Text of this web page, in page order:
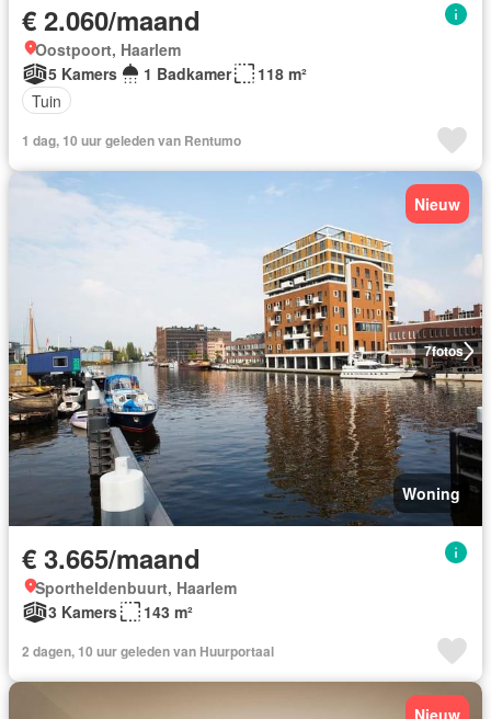
€ 2.060/maand
Oostpoort, Haarlem
5 Kamers
1 Badkamer
118 m²
Tuin
1 dag, 10 uur geleden van Rentumo
7fotos
Nieuw
Woning
€ 3.665/maand
Sportheldenbuurt, Haarlem
3 Kamers
143 m²
2 dagen, 10 uur geleden van Huurportaal
Nieuw